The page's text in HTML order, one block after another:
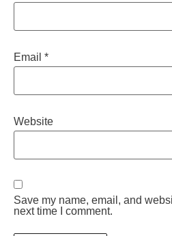
Email *
Website
Save my name, email, and
next time I comment.